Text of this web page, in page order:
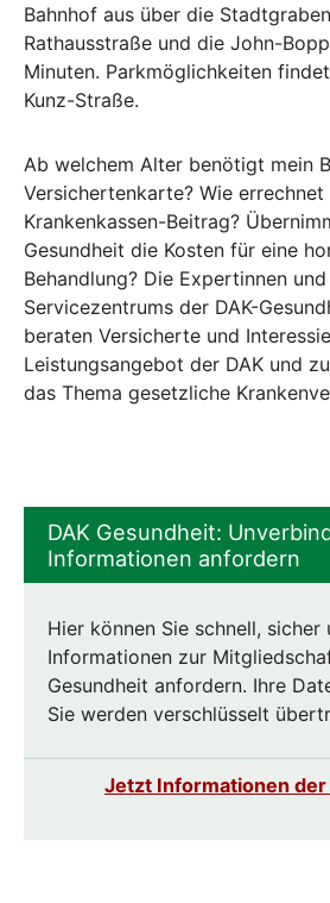
Bahnhof aus über die
Rathausstraße und die John-
Minuten. Parkmöglichkeiten
Kunz-Straße.
Ab welchem Alter benötigt mein
Versichertenkarte? Wie errechnet
Krankenkassen-Beitrag?
Gesundheit die Kosten für eine
Behandlung? Die Expertinnen
Servicezentrums der DAK-
beraten Versicherte und
Leistungsangebot der DAK und
das Thema gesetzliche
DAK Gesundheit:
Informationen anfordern
Hier können Sie schnell, sicher
Informationen zur
Gesundheit anfordern. Ihre
Sie werden verschlüsselt
Jetzt Informationen der